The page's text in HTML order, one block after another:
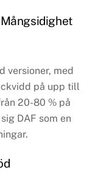
versioner, med
på upp till
20-80 % på
DAF som en